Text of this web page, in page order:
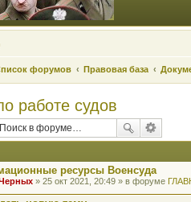
форумов Правовая база
работе судов
ресурсы Военсуда
» 25 окт 2021, 20:49 » в форуме